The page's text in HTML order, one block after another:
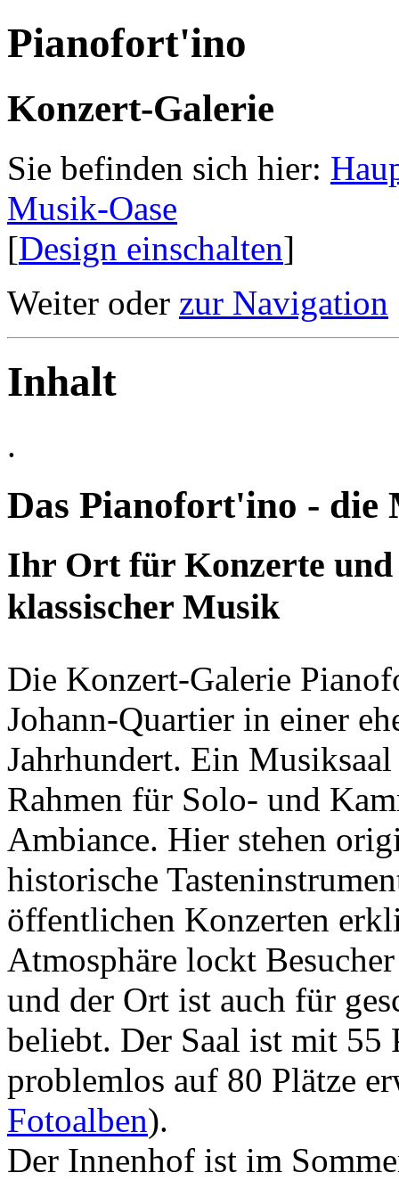
Pianofort'ino
Konzert-Galerie
Sie befinden sich hier:
Musik-Oase
[Design einschalten]
Weiter oder zur Navigation
Inhalt
.
Das Pianofort'ino - die
Ihr Ort für Konzerte und
klassischer Musik
Die Konzert-Galerie
Johann-Quartier in einer
Jahrhundert. Ein
Rahmen für Solo- und
Ambiance. Hier stehen
historische
öffentlichen Konzerten
Atmosphäre lockt
und der Ort ist auch für
beliebt. Der Saal ist mit 55
problemlos auf 80 Plätze
Fotoalben).
Der Innenhof ist im